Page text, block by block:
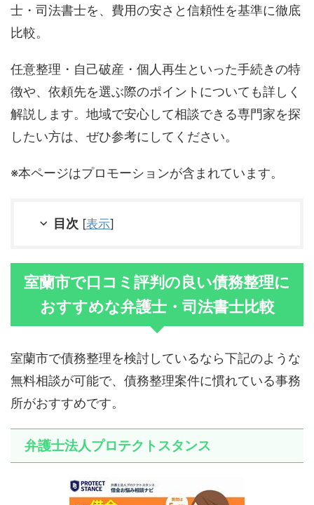
士・司法書士を、費用の安さと信頼性を基準に徹底
比較。
任意整理・自己破産・個人再生といった手続きの特
徴や、依頼先を選ぶ際のポイントについても詳しく
解説します。地域で安心して相談できる専門家を探
したい方は、ぜひ参考にしてください。
※本ページはプロモーションが含まれています。
目次 [表示]
室蘭市で口コミ評判の良い債務整理に
おすすめな弁護士・司法書士比較
室蘭市で債務整理を検討しているなら下記のような
無料相談が可能で、債務整理案件に慣れている事務
所がおすすめです。
弁護士法人プロテクトスタンス